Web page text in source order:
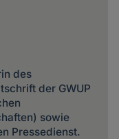
des
der GWUP
sowie
Pressedienst.